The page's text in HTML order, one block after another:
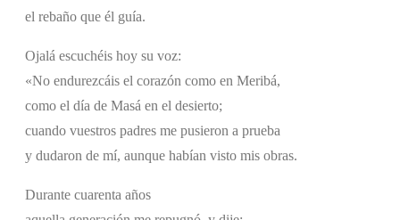
el rebaño que él guía.
Ojalá escuchéis hoy su voz:
«No endurezcáis el corazón como en Meribá,
como el día de Masá en el desierto;
cuando vuestros padres me pusieron a prueba
y dudaron de mí, aunque habían visto mis obras.
Durante cuarenta años